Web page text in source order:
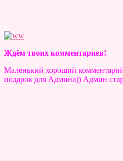
Ждём твоих комментариев!
Маленький хороший
подарок для Админа)) Админ